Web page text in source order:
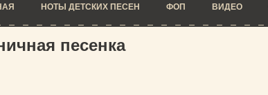
НОТЫ ДЕТСКИХ ПЕСЕН ФОП ВИДЕО
песенка